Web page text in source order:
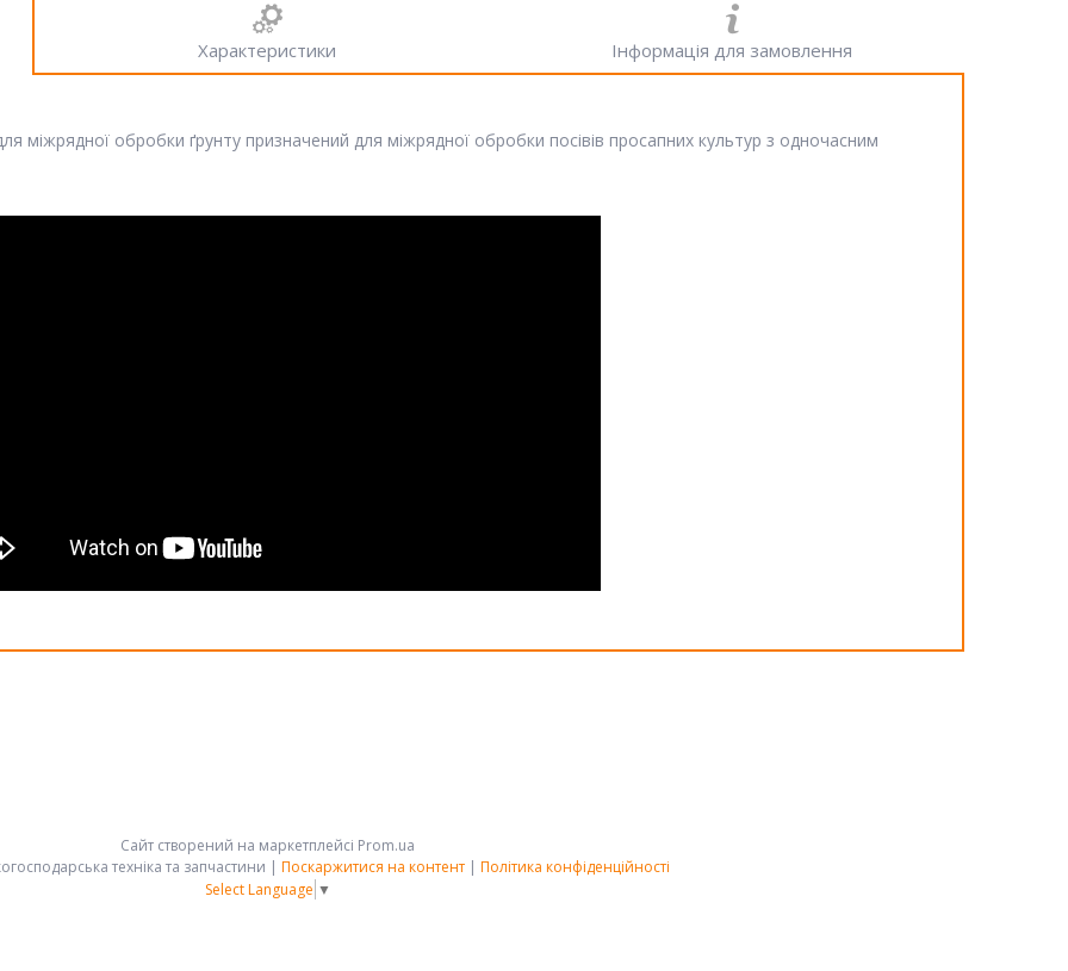
Характеристики Інформація для замовлення
міжрядної обробки ґрунту призначений для міжрядної обробки посівів просапних культур з одночасним
Сайт створений на маркетплейсі Prom.ua
АРК-ГРУПП - сільськогосподарська техніка та запчастини | Поскаржитися на контент | Політика конфіденційності
Select Language ▼